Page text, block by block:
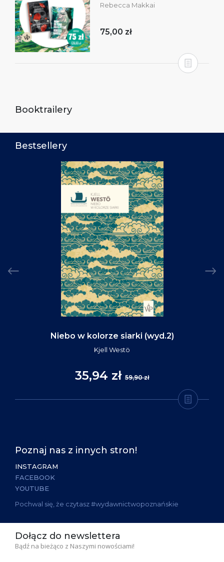
Rebecca Makkai
75,00 zł
Booktrailery
Bestsellery
Niebo w kolorze siarki (wyd.2)
Kjell Westö
35,94 zł 59,90 zł
Poznaj nas z innych stron!
INSTAGRAM
FACEBOOK
YOUTUBE
Pochwal się, że czytasz #wydawnictwopoznańskie
Dołącz do newslettera
Bądź na bieżąco z Naszymi nowościami!